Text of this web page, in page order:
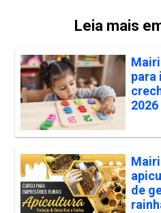
Leia mais
para
2026
de